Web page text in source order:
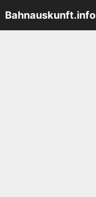
Inhalt
springen
Bahnauskunft.info